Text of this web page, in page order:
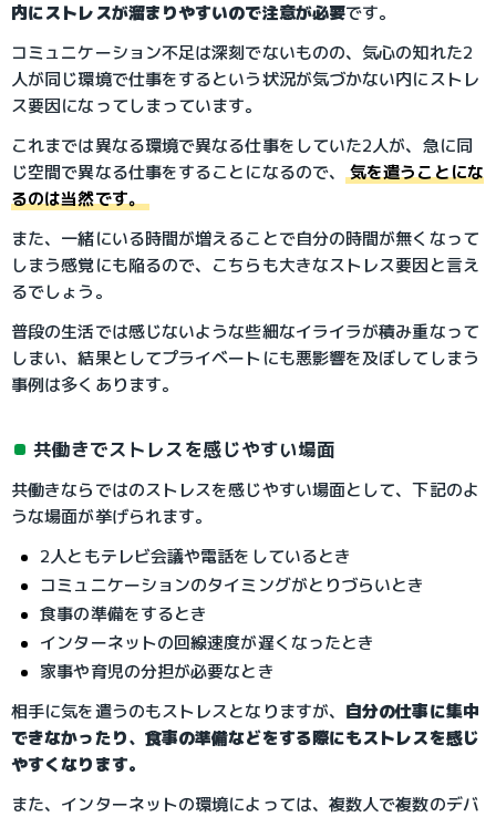
内にストレスが溜まりやすいので注意が必要です。
コミュニケーション不足は深刻でないものの、気心の知れた2
人が同じ環境で仕事をするという状況が気づかない内にストレ
ス要因になってしまっています。
これまでは異なる環境で異なる仕事をしていた2人が、急に同
じ空間で異なる仕事をすることになるので、
気を遣うことにな
るのは当然です。
また、一緒にいる時間が増えることで自分の時間が無くなって
しまう感覚にも陥るので、こちらも大きなストレス要因と言え
るでしょう。
普段の生活では感じないような些細なイライラが積み重なって
しまい、結果としてプライベートにも悪影響を及ぼしてしまう
事例は多くあります。
共働きでストレスを感じやすい場面
共働きならではのストレスを感じやすい場面として、下記のよ
うな場面が挙げられます。
2人ともテレビ会議や電話をしているとき
コミュニケーションのタイミングがとりづらいとき
食事の準備をするとき
インターネットの回線速度が遅くなったとき
家事や育児の分担が必要なとき
相手に気を遣うのもストレスとなりますが、 自分の仕事に集中
できなかったり、食事の準備などをする際にもストレスを感じ
やすくなります。
また、インターネットの環境によっては、複数人で複数のデバ